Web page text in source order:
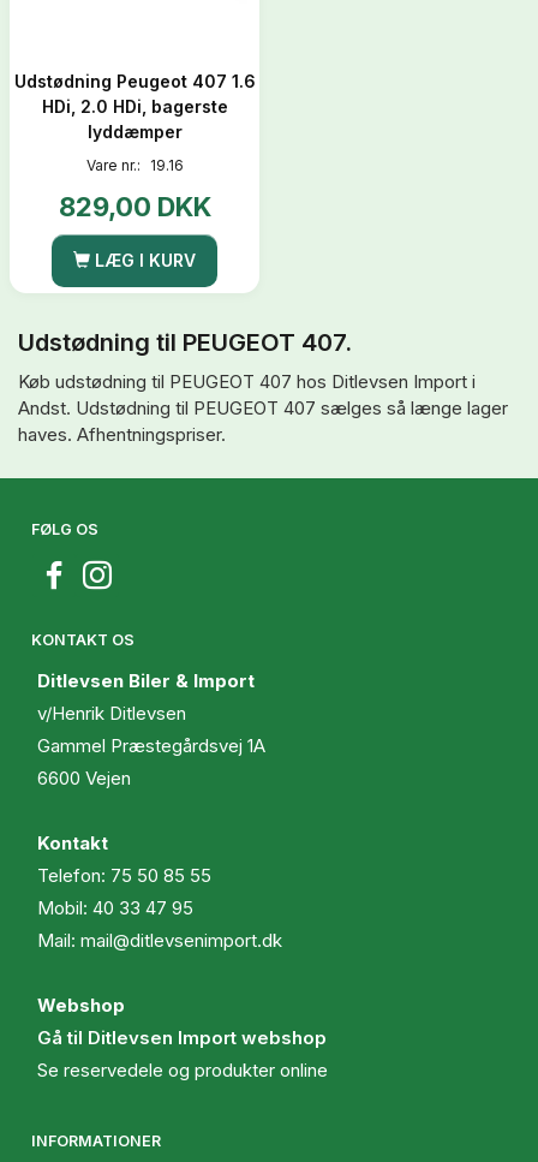
Udstødning Peugeot 407 1.6
HDi, 2.0 HDi, bagerste
lyddæmper
Vare nr.: 19.16
829,00 DKK
LÆG I KURV
Udstødning til PEUGEOT 407.
Køb udstødning til PEUGEOT 407 hos Ditlevsen Import i
Andst. Udstødning til PEUGEOT 407 sælges så længe lager
haves. Afhentningspriser.
FØLG OS
KONTAKT OS
Ditlevsen Biler & Import
v/Henrik Ditlevsen
Gammel Præstegårdsvej 1A
6600 Vejen
Kontakt
Telefon: 75 50 85 55
Mobil: 40 33 47 95
Mail: mail@ditlevsenimport.dk
Webshop
Gå til Ditlevsen Import webshop
Se reservedele og produkter online
INFORMATIONER